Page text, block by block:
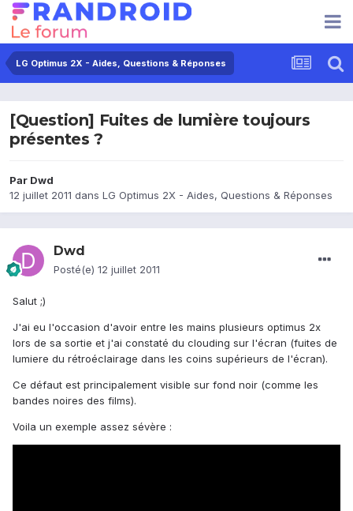
LG Optimus 2X - Aides, Questions & Réponses
[Question] Fuites de lumière toujours
présentes ?
Par Dwd
12 juillet 2011 dans LG Optimus 2X - Aides, Questions & Réponses
Dwd
Posté(e) 12 juillet 2011
Salut ;)
J'ai eu l'occasion d'avoir entre les mains plusieurs optimus 2x
lors de sa sortie et j'ai constaté du clouding sur l'écran (fuites de
lumiere du rétroéclairage dans les coins supérieurs de l'écran).
Ce défaut est principalement visible sur fond noir (comme les
bandes noires des films).
Voila un exemple assez sévère :